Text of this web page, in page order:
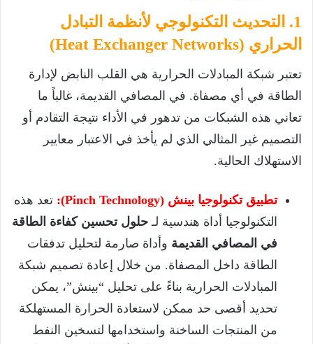
1. التحديث التكنولوجي لأنظمة التبادل
الحراري (Heat Exchanger Networks)
تعتبر شبكة المبادلات الحرارية هي القلب النابض لإدارة
الطاقة في أي مصفاة. في المصافي القديمة، غالباً ما
تعاني هذه الشبكات من تدهور في الأداء نتيجة التقادم أو
التصميم غير المثالي الذي لم يأخذ في الاعتبار معايير
الاستهلاك الحالية.
تطبيق تكنولوجيا بينش (Pinch Technology):
تعد هذه
التكنولوجيا أداة هندسية لـ حلول تحسين كفاءة الطاقة
في المصافي القديمة وأداة صارمة لتحليل تدفقات
الطاقة داخل المصفاة. من خلال إعادة تصميم شبكة
المبادلات الحرارية بناءً على تحليل “بينش”، يمكن
تحديد أقصى حد ممكن لاستعادة الحرارة المستهلكة
من المنتجات الساخنة واستخدامها لتسخين النفط